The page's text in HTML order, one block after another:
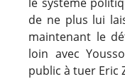
de ne plus lui
maintenant le
loin avec
public à tuer Eric